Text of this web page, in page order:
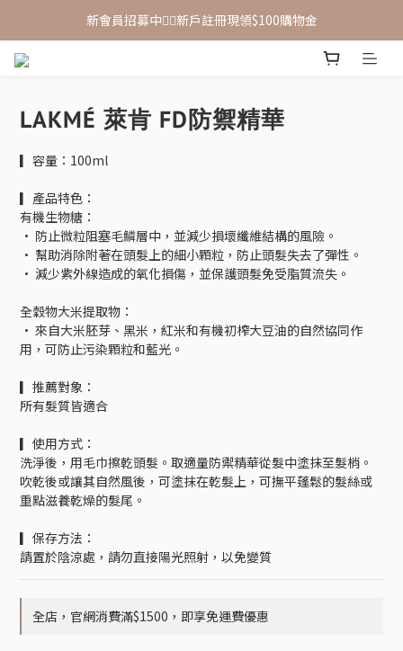
新會員招募中🙋‍♂️新戶註冊現領$100購物金
新會員招募中🙋‍♂️新戶註冊現領$100購物金
LAKMÉ 萊肯 FD防禦精華
▎容量：100ml
▎產品特色：
有機生物糖：
• 防止微粒阻塞毛鱗層中，並減少損壞纖維結構的風險。
• 幫助消除附著在頭髮上的細小顆粒，防止頭髮失去了彈性。
• 減少紫外線造成的氧化損傷，並保護頭髮免受脂質流失。
全穀物大米提取物：
• 來自大米胚芽、黑米，紅米和有機初榨大豆油的自然協同作
用，可防止污染顆粒和藍光。
▎推薦對象：
所有髮質皆適合
▎使用方式：
洗淨後，用毛巾擦乾頭髮。取適量防禦精華從髮中塗抹至髮梢。
吹乾後或讓其自然風後，可塗抹在乾髮上，可撫平蓬鬆的髮絲或
重點滋養乾燥的髮尾。
▎保存方法：
請置於陰涼處，請勿直接陽光照射，以免變質
全店，官網消費滿$1500，即享免運費優惠